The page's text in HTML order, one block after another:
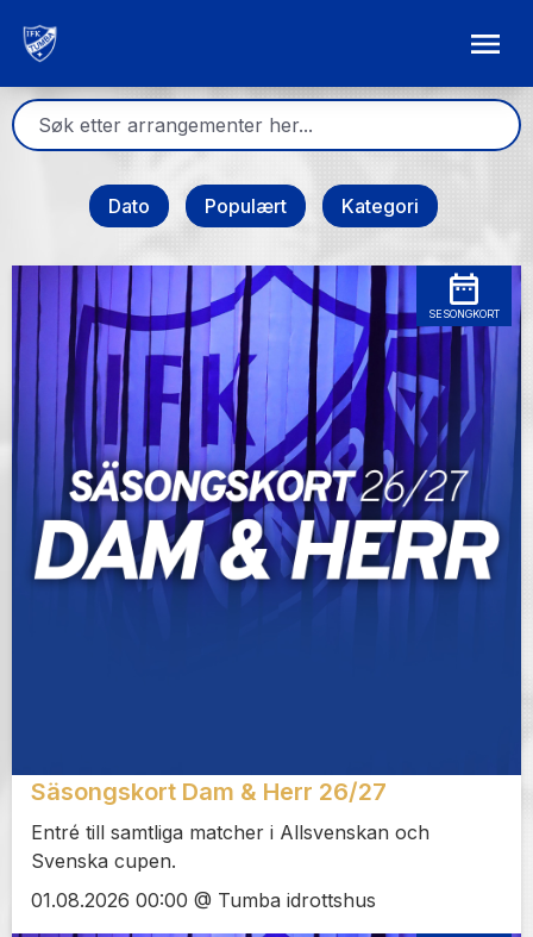
Dato Populært Kategori
Säsongskort Dam & Herr 26/27
Entré till samtliga matcher i Allsvenskan och
Svenska cupen.
01.08.2026 00:00 @ Tumba idrottshus
SESONGKORT